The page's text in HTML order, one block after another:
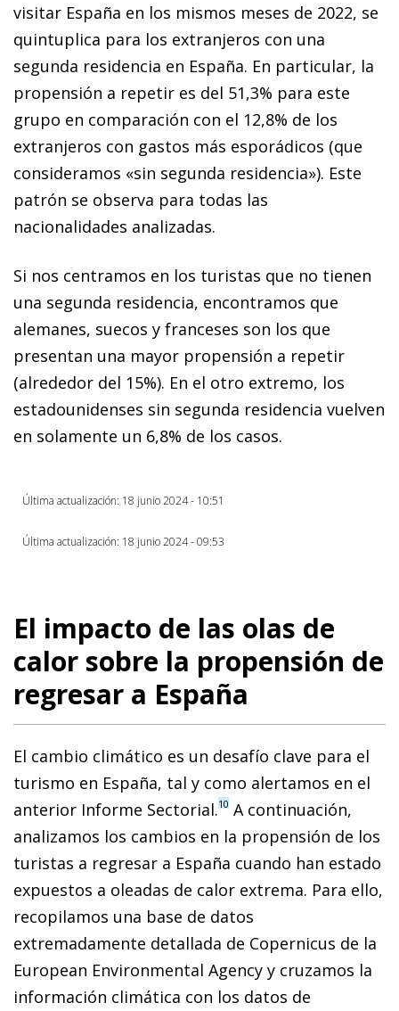
visitar España en los mismos meses de 2022, se
quintuplica para los extranjeros con una
segunda residencia en España. En particular, la
propensión a repetir es del 51,3% para este
grupo en comparación con el 12,8% de los
extranjeros con gastos más esporádicos (que
consideramos «sin segunda residencia»). Este
patrón se observa para todas las
nacionalidades analizadas.
Si nos centramos en los turistas que no tienen
una segunda residencia, encontramos que
alemanes, suecos y franceses son los que
presentan una mayor propensión a repetir
(alrededor del 15%). En el otro extremo, los
estadounidenses sin segunda residencia vuelven
en solamente un 6,8% de los casos.
Última actualización: 18 junio 2024 - 10:51
Última actualización: 18 junio 2024 - 09:53
El impacto de las olas de
calor sobre la propensión de
regresar a España
El cambio climático es un desafío clave para el
turismo en España, tal y como alertamos en el
anterior Informe Sectorial.10 A continuación,
analizamos los cambios en la propensión de los
turistas a regresar a España cuando han estado
expuestos a oleadas de calor extrema. Para ello,
recopilamos una base de datos
extremadamente detallada de Copernicus de la
European Environmental Agency y cruzamos la
información climática con los datos de